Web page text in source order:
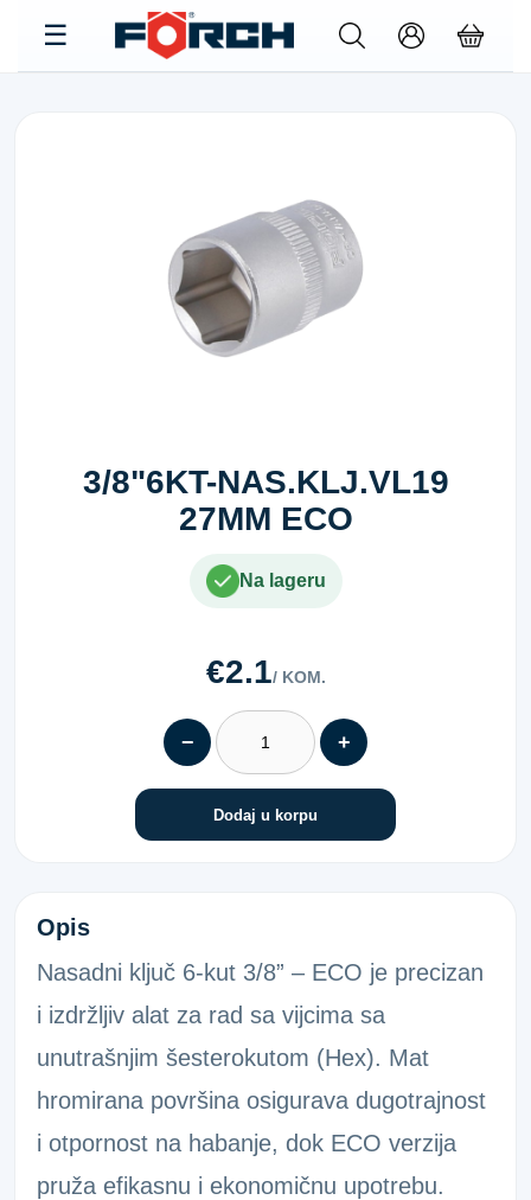
3/8"6KT-NAS.KLJ.VL19
27MM ECO
Na lageru
€2.1/ KOM.
− +
Dodaj u korpu
3/8"6KT-NAS.KLJ.VL19 27MM ECO
Opis
Nasadni ključ 6-kut 3/8” – ECO je precizan
i izdržljiv alat za rad sa vijcima sa
unutrašnjim šesterokutom (Hex). Mat
hromirana površina osigurava dugotrajnost
i otpornost na habanje, dok ECO verzija
pruža efikasnu i ekonomičnu upotrebu.